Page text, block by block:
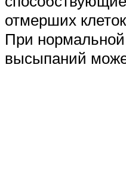
отмерших
При
высыпаний